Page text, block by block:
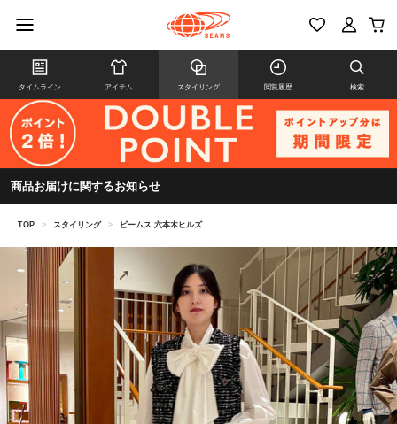
タイムライン アイテム スタイリング 閲覧履歴 検索
商品お届けに関するお知らせ
TOP > スタイリング > ビームス 六本木ヒルズ